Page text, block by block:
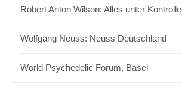
Robert Anton Wilson: Alles unter Kontrolle
Wolfgang Neuss: Neuss Deutschland
World Psychedelic Forum, Basel